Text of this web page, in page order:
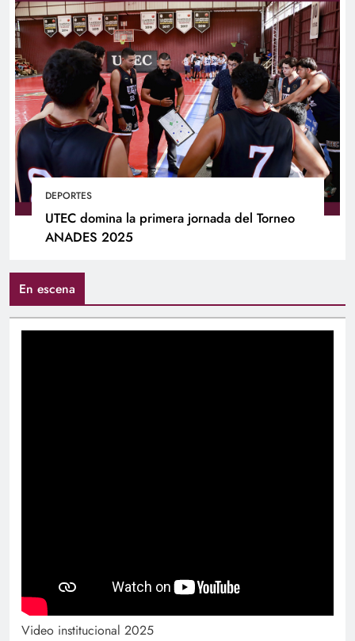
DEPORTES
UTEC domina la primera jornada del Torneo
ANADES 2025
En escena
Video institucional 2025